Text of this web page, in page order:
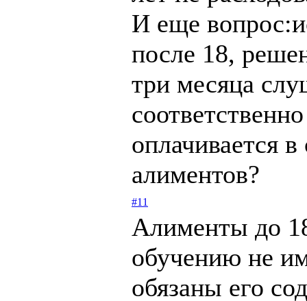
И еще
после 18,
три месяца
оплачивается
алиментов?
#11
Алименты до
обучению не
обязаны его